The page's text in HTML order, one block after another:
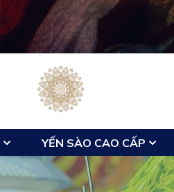
YẾN SÀO CAO CẤP